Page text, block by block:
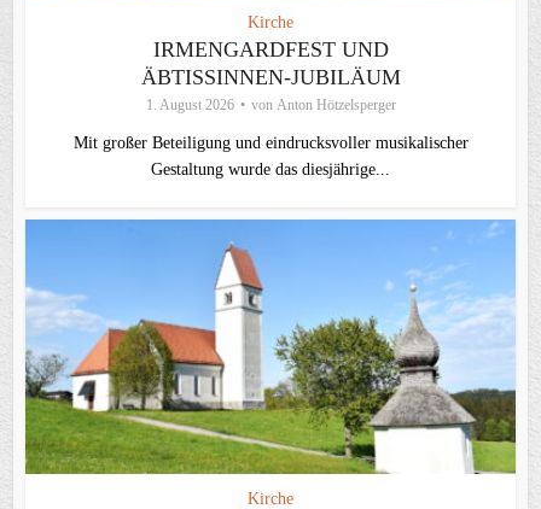
Kirche
IRMENGARDFEST UND
ÄBTISSINNEN-JUBILÄUM
1. August 2026 von Anton Hötzelsperger
Mit großer Beteiligung und eindrucksvoller musikalischer
Gestaltung wurde das diesjährige...
Kirche